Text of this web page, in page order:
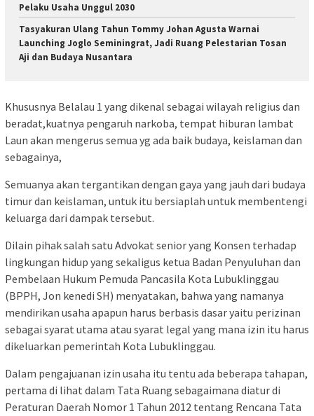
Pelaku Usaha Unggul 2030
Tasyakuran Ulang Tahun Tommy Johan Agusta Warnai
Launching Joglo Seminingrat, Jadi Ruang Pelestarian Tosan
Aji dan Budaya Nusantara
Khususnya Belalau 1 yang dikenal sebagai wilayah religius dan
beradat,kuatnya pengaruh narkoba, tempat hiburan lambat
Laun akan mengerus semua yg ada baik budaya, keislaman dan
sebagainya,
Semuanya akan tergantikan dengan gaya yang jauh dari budaya
timur dan keislaman, untuk itu bersiaplah untuk membentengi
keluarga dari dampak tersebut.
Dilain pihak salah satu Advokat senior yang Konsen terhadap
lingkungan hidup yang sekaligus ketua Badan Penyuluhan dan
Pembelaan Hukum Pemuda Pancasila Kota Lubuklinggau
(BPPH, Jon kenedi SH) menyatakan, bahwa yang namanya
mendirikan usaha apapun harus berbasis dasar yaitu perizinan
sebagai syarat utama atau syarat legal yang mana izin itu harus
dikeluarkan pemerintah Kota Lubuklinggau.
Dalam pengajuanan izin usaha itu tentu ada beberapa tahapan,
pertama di lihat dalam Tata Ruang sebagaimana diatur di
Peraturan Daerah Nomor 1 Tahun 2012 tentang Rencana Tata